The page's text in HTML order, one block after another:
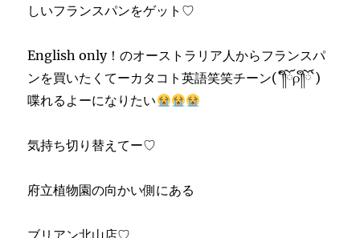
しいフランスパンをゲット♡
English only！のオーストラリア人からフランスパ
ンを買いたくてーカタコト英語笑笑チーン(´༎ຶོρ༎ຶོ`)
喋れるよーになりたい
気持ち切り替えてー♡
府立植物園の向かい側にある